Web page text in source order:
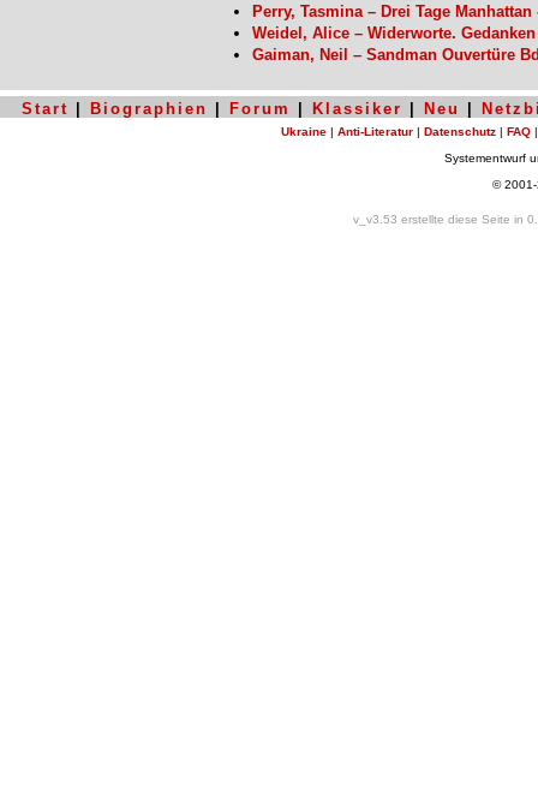
Perry, Tasmina – Drei Tage
Weidel, Alice – Widerworte.
Gaiman, Neil – Sandman Ouvertüre
Start Biographien Forum Klassiker Neu
Ukraine | Anti-Literatur | Datenschutz | FAQ
Systementwurf
©
v_v3.53 erstellte diese Seite in